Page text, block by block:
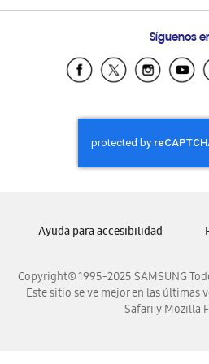
Samsung
Samsung El
Samsung
Samsung
Samsung
Samsung
Síguenos
Copyright© 1995-2025 SAMSUNG
Este sitio se ve mejor en las últimas
Safari y Mozilla
Ayuda para accesibilidad